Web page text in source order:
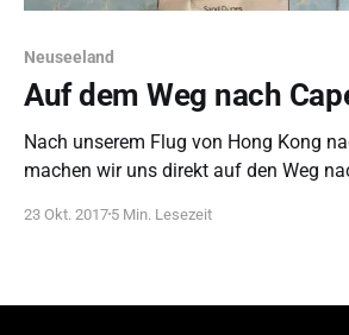
Neuseeland
Auf dem Weg nach
Nach unserem Flug von Hong Kong
machen wir uns direkt auf den Weg
23 Okt. 2017 5 Min. Lesezeit